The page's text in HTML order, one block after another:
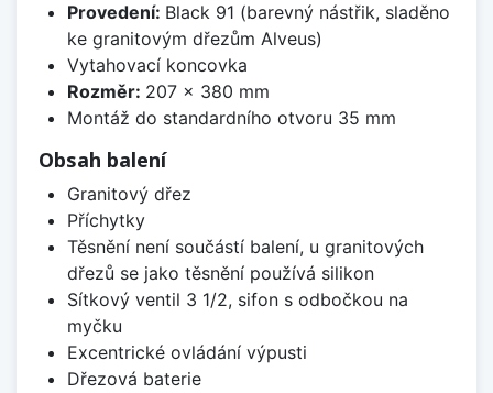
Provedení: Black 91 (barevný nástřik, sladěno
ke granitovým dřezům Alveus)
Vytahovací koncovka
Rozměr: 207 x 380 mm
Montáž do standardního otvoru 35 mm
Obsah balení
Granitový dřez
Příchytky
Těsnění není součástí balení, u granitových
dřezů se jako těsnění používá silikon
Sítkový ventil 3 1/2, sifon s odbočkou na
myčku
Excentrické ovládání výpusti
Dřezová baterie